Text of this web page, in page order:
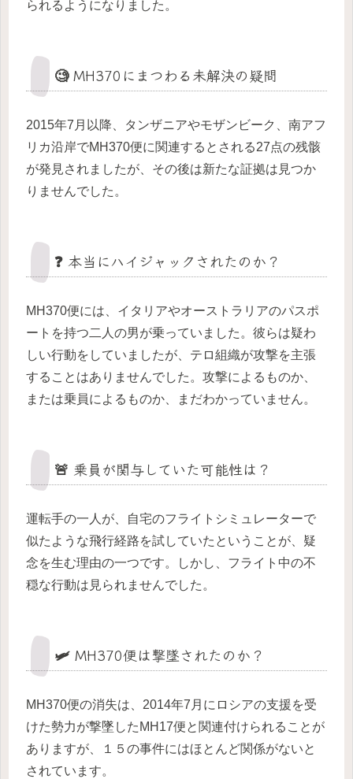
られるようになりました。
🧐 MH370にまつわる未解決の疑問
2015年7月以降、タンザニアやモザンビーク、南アフ
リカ沿岸でMH370便に関連するとされる27点の残骸
が発見されましたが、その後は新たな証拠は見つか
りませんでした。
❓ 本当にハイジャックされたのか？
MH370便には、イタリアやオーストラリアのパスポ
ートを持つ二人の男が乗っていました。彼らは疑わ
しい行動をしていましたが、テロ組織が攻撃を主張
することはありませんでした。攻撃によるものか、
または乗員によるものか、まだわかっていません。
🚨 乗員が関与していた可能性は？
運転手の一人が、自宅のフライトシミュレーターで
似たような飛行経路を試していたということが、疑
念を生む理由の一つです。しかし、フライト中の不
穏な行動は見られませんでした。
🛩️ MH370便は撃墜されたのか？
MH370便の消失は、2014年7月にロシアの支援を受
けた勢力が撃墜したMH17便と関連付けられることが
ありますが、１５の事件にはほとんど関係がないと
されています。